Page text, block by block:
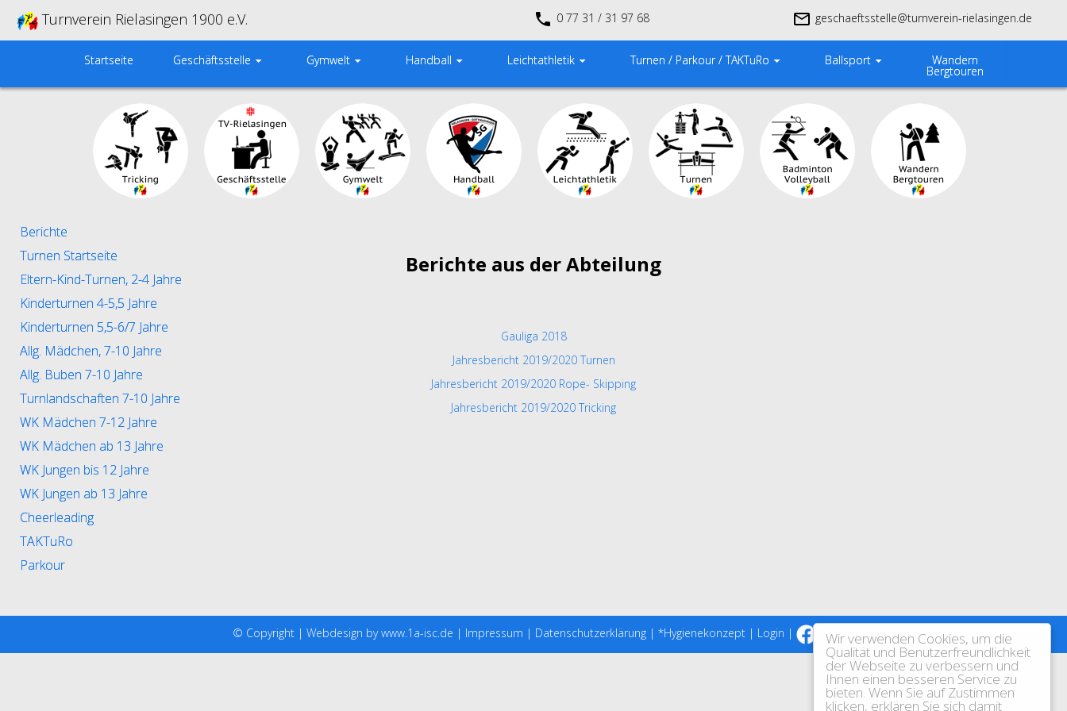
Wir verwenden Cookies, um die
Qualität und Benutzerfreundlichkeit
der Webseite zu verbessern und
Ihnen einen besseren Service zu
bieten. Wenn Sie auf Zustimmen
klicken, erklären Sie sich damit
Turnverein Rielasingen 1900 e.V. 0 77 31 / 31 97 68 geschaeftsstelle@turnverein-rielasingen.de
Startseite Geschäftsstelle Gymwelt Handball Leichtathletik Turnen / Parkour / TAKTuRo Ballsport Wandern
Bergtouren
Berichte
Turnen Startseite
Eltern-Kind-Turnen, 2-4 Jahre
Kinderturnen 4-5,5 Jahre
Kinderturnen 5,5-6/7 Jahre
Allg. Mädchen, 7-10 Jahre
Allg. Buben 7-10 Jahre
Turnlandschaften 7-10 Jahre
WK Mädchen 7-12 Jahre
WK Mädchen ab 13 Jahre
WK Jungen bis 12 Jahre
WK Jungen ab 13 Jahre
Cheerleading
TAKTuRo
Parkour
Berichte aus der Abteilung
Gauliga 2018
Jahresbericht 2019/2020 Turnen
Jahresbericht 2019/2020 Rope- Skipping
Jahresbericht 2019/2020 Tricking
© Copyright | Webdesign bywww.1a-isc.de | Impressum | Datenschutzerklärung| *Hygienekonzept| Login | |